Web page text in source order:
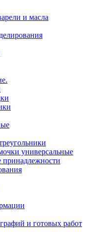
и масла
универсальные
и готовых работ